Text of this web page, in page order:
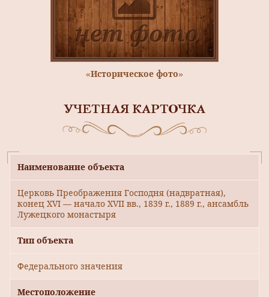
«Историческое фото»
УЧЕТНАЯ КАРТОЧКА
Наименование объекта
Церковь Преображения Господня (надвратная),
конец XVI — начало XVII вв., 1839 г., 1889 г., ансамбль
Лужецкого монастыря
Тип объекта
Федерального значения
Местоположение